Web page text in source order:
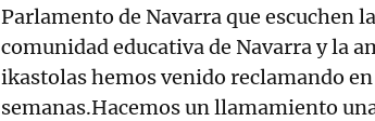
Parlamento de Navarra que escuchen
comunidad educativa de Navarra y la
ikastolas hemos venido reclamando
semanas.Hacemos un llamamiento